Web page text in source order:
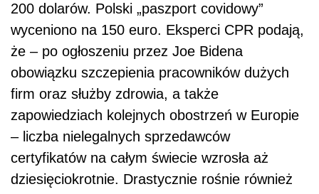
200 dolarów. Polski „paszport covidowy”
wyceniono na 150 euro. Eksperci CPR podają,
że – po ogłoszeniu przez Joe Bidena
obowiązku szczepienia pracowników dużych
firm oraz służby zdrowia, a także
zapowiedziach kolejnych obostrzeń w Europie
– liczba nielegalnych sprzedawców
certyfikatów na całym świecie wzrosła aż
dziesięciokrotnie. Drastycznie rośnie również